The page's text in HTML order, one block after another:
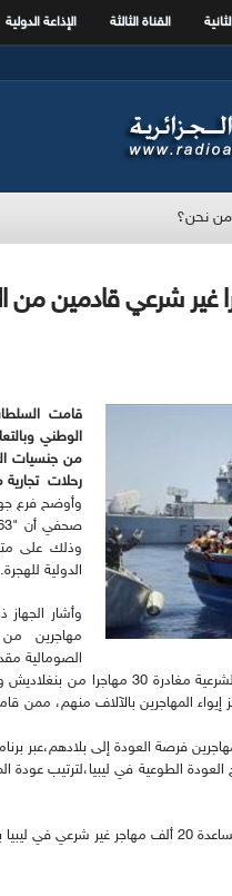
القناة الثالثة الإذاعة الدولية
من نحن؟
221 مهاجرا غير شرعي
قامت
من جنسيات
رحلات
وأوضح فرع
وذلك على
الدولية للهجرة.
وأشار الجهاز
مهاجرين
الصومالية
المهاجرين بالآلاف منهم، ممن
فرصة العودة إلى بلادهم،عبر
الطوعية في ليبيا،لترتيب عودة
العام الماضي.